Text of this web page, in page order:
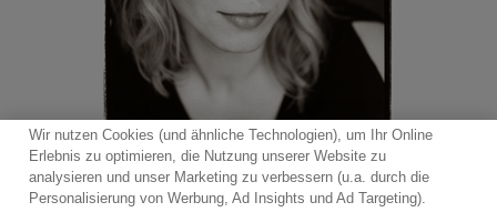
Wir nutzen Cookies (und ähnliche Technologien), um Ihr Online
Erlebnis zu optimieren, die Nutzung unserer Website zu
analysieren und unser Marketing zu verbessern (u.a. durch die
Personalisierung von Werbung, Ad Insights und Ad Targeting).